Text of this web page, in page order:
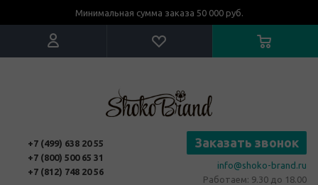
Минимальная сумма заказа 50 000 руб.
+7 (499) 638 20 55
+7 (800) 500 65 31
+7 (812) 748 20 56
Заказать звонок
info@shoko-brand.ru
Работаем: 9.30 до 18.00